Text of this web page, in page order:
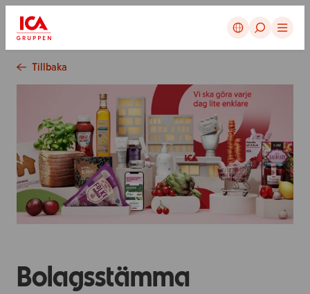
Avbryt
Tillbaka
Bolagsstämma